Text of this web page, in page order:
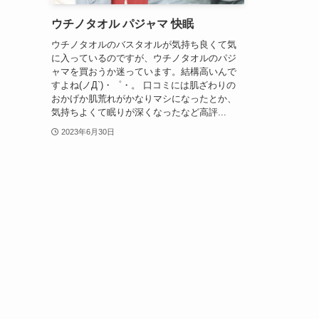
ウチノタオル パジャマ 快眠
ウチノタオルのバスタオルが気持ち良くて気
に入っているのですが、ウチノタオルのパジ
ャマを買おうか迷っています。結構高いんで
すよね(ノД`)・゜・。 口コミには肌ざわりの
おかげか肌荒れがかなりマシになったとか、
気持ちよくて眠りが深くなったなど高評...
2023年6月30日